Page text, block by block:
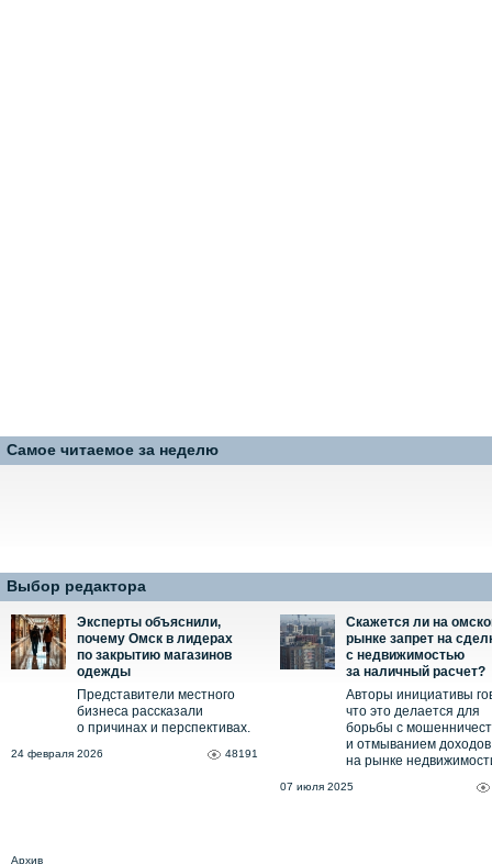
Самое читаемое за неделю
Выбор редактора
Эксперты объяснили,
почему Омск в лидерах
по закрытию магазинов
одежды
Представители местного
бизнеса рассказали
о причинах и перспективах.
24 февраля 2026 48191
Скажется ли на
рынке запрет на
с недвижимостью
за наличный расчет?
Авторы инициативы
что это делается для
борьбы с
и отмыванием доходов
на рынке
07 июля 2025
Архив